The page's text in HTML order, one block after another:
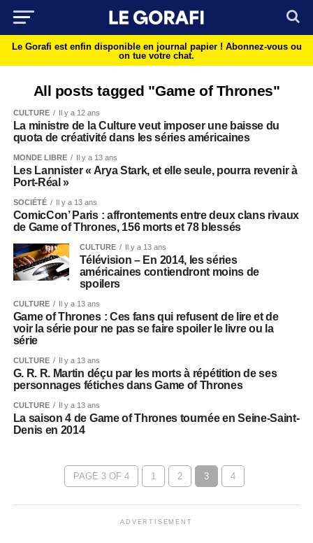
Le Gorafi est enfin disponible en journal papier ! Abonnez-vous ou
on tue votre chat.
All posts tagged "Game of Thrones"
CULTURE Il y a 12 ans
La ministre de la Culture veut imposer une baisse du
quota de créativité dans les séries américaines
MONDE LIBRE Il y a 13 ans
Les Lannister « Arya Stark, et elle seule, pourra revenir à
Port-Réal »
SOCIÉTÉ Il y a 13 ans
ComicCon’ Paris : affrontements entre deux clans rivaux
de Game of Thrones, 156 morts et 78 blessés
CULTURE Il y a 13 ans
Télévision – En 2014, les séries
américaines contiendront moins de
spoilers
CULTURE Il y a 13 ans
Game of Thrones : Ces fans qui refusent de lire et de
voir la série pour ne pas se faire spoiler le livre ou la
série
CULTURE Il y a 13 ans
G. R. R. Martin déçu par les morts à répétition de ses
personnages fétiches dans Game of Thrones
CULTURE Il y a 13 ans
La saison 4 de Game of Thrones tournée en Seine-Saint-
Denis en 2014
PAGE 3 OF 4 1 2 3 4
ADVERTISEMENT